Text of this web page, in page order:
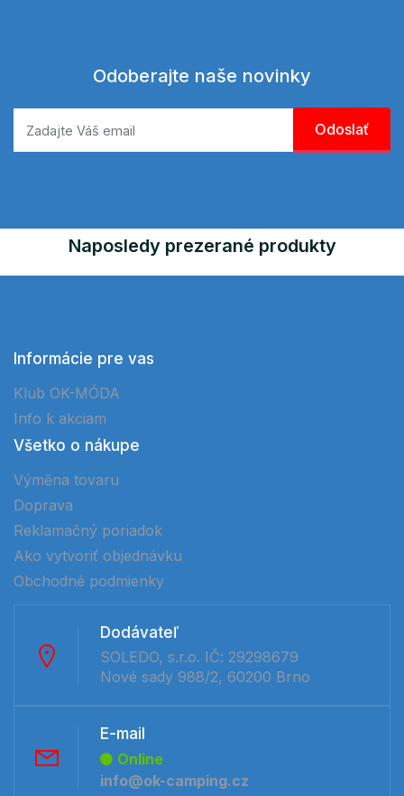
Odoberajte naše novinky
Naposledy prezerané produkty
Informácie pre vas
Klub OK-MÓDA
Info k akciam
Všetko o nákupe
Výměna tovaru
Doprava
Reklamačný poriadok
Ako vytvoriť objednávku
Obchodné podmienky
Dodávateľ
SOLEDO, s.r.o. IČ: 29298679
Nové sady 988/2, 60200 Brno
E-mail
Online
info@ok-camping.cz